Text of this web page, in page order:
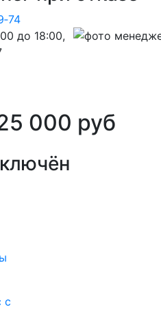
до 18:00,
000 руб
с